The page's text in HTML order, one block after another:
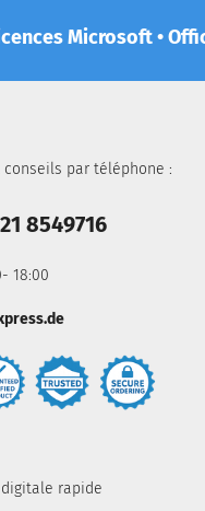
Microsoft •
par téléphone :
8549716
18:00
rapide